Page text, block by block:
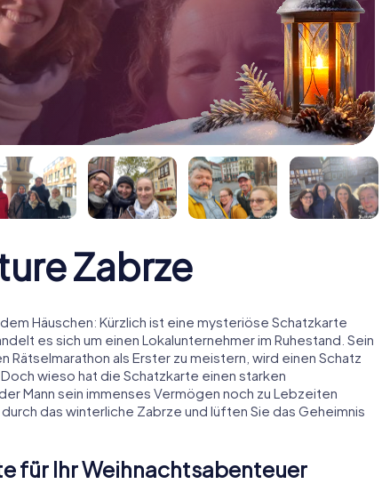
Zabrze
Häuschen: Kürzlich ist eine mysteriöse Schatzkarte
es sich um einen Lokalunternehmer im Ruhestand. Sein
Rätselmarathon als Erster zu meistern, wird einen Schatz
wieso hat die Schatzkarte einen starken
Mann sein immenses Vermögen noch zu Lebzeiten
das winterliche Zabrze und lüften Sie das Geheimnis
für Ihr Weihnachtsabenteuer